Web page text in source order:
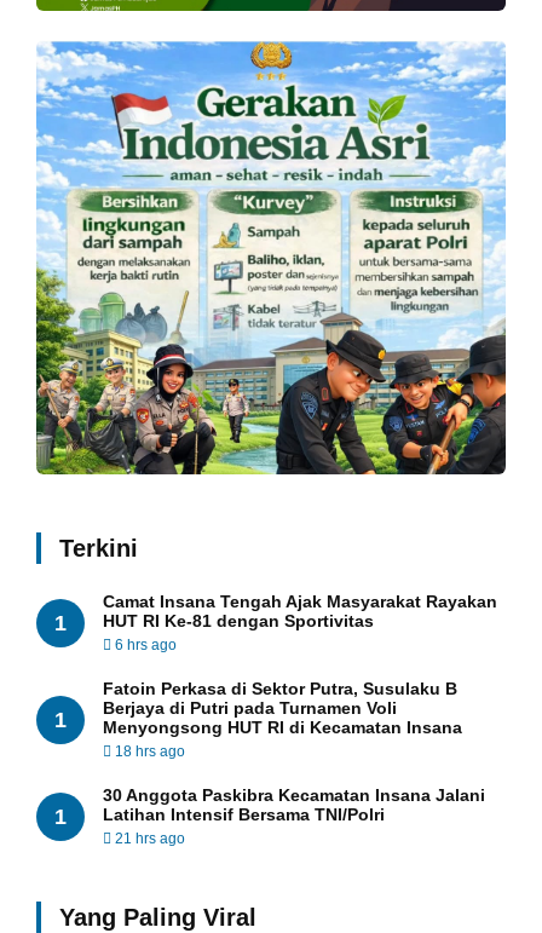
Terkini
1
Camat Insana Tengah Ajak Masyarakat Rayakan
HUT RI Ke-81 dengan Sportivitas
6 hrs ago
1
Fatoin Perkasa di Sektor Putra, Susulaku B
Berjaya di Putri pada Turnamen Voli
Menyongsong HUT RI di Kecamatan Insana
18 hrs ago
1
30 Anggota Paskibra Kecamatan Insana Jalani
Latihan Intensif Bersama TNI/Polri
21 hrs ago
Yang Paling Viral